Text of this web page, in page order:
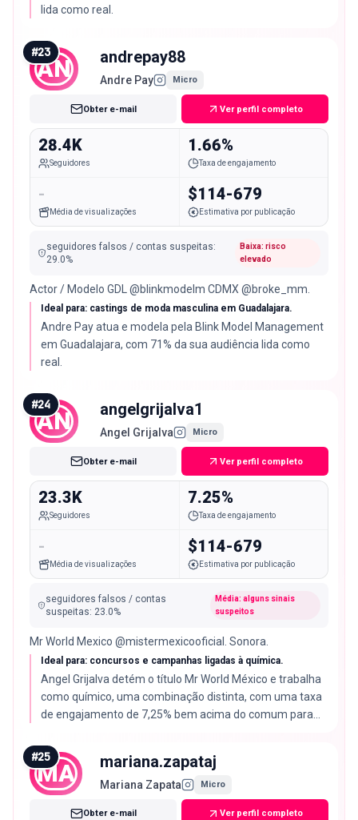
lida como real.
AN
#23 andrepay88
Andre Pay Micro
Obter e-mail Ver perfil completo
28.4K
Seguidores
1.66%
Taxa de engajamento
-
Média de visualizações
$114-679
Estimativa por publicação
seguidores falsos / contas suspeitas:
29.0%
Baixa: risco
elevado
Actor / Modelo GDL @blinkmodelm CDMX @broke_mm.
Ideal para: castings de moda masculina em Guadalajara.
Andre Pay atua e modela pela Blink Model Management
em Guadalajara, com 71% da sua audiência lida como
real.
AN
#24 angelgrijalva1
Angel Grijalva Micro
Obter e-mail Ver perfil completo
23.3K
Seguidores
7.25%
Taxa de engajamento
-
Média de visualizações
$114-679
Estimativa por publicação
seguidores falsos / contas
suspeitas: 23.0%
Média: alguns sinais
suspeitos
Mr World Mexico @mistermexicooficial. Sonora.
Ideal para: concursos e campanhas ligadas à química.
Angel Grijalva detém o título Mr World México e trabalha
como químico, uma combinação distinta, com uma taxa
de engajamento de 7,25% bem acima do comum para
MA
#25 mariana.zapataj
Mariana Zapata Micro
Obter e-mail Ver perfil completo